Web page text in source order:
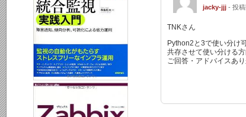
jacky-jjj - 投
TNKさん
Python2と3で使い分け
共存させて使い分ける
ご回答・アドバイスあ